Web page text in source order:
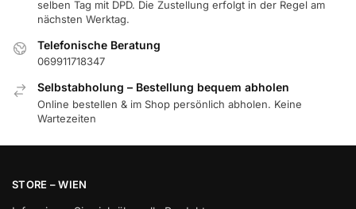
selben Tag mit DPD. Die Zustellung erfolgt in der Regel am
nächsten Werktag.
Telefonische Beratung
069911718347
Selbstabholung – Bestellung bequem abholen
Online bestellen & im Shop persönlich abholen. Keine
Wartezeiten
STORE – WIEN